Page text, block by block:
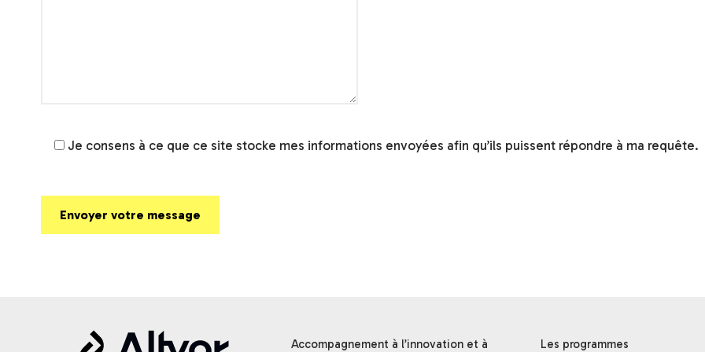
Je consens à ce que ce site stocke mes informations envoyées afin qu’ils puissent répondre à ma requête.
Accompagnement à l’innovation et à Les programmes